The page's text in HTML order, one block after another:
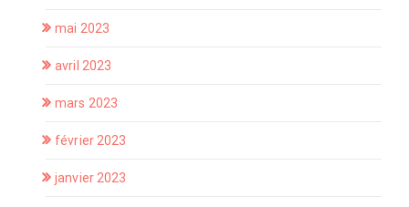
mai 2023
avril 2023
mars 2023
février 2023
janvier 2023